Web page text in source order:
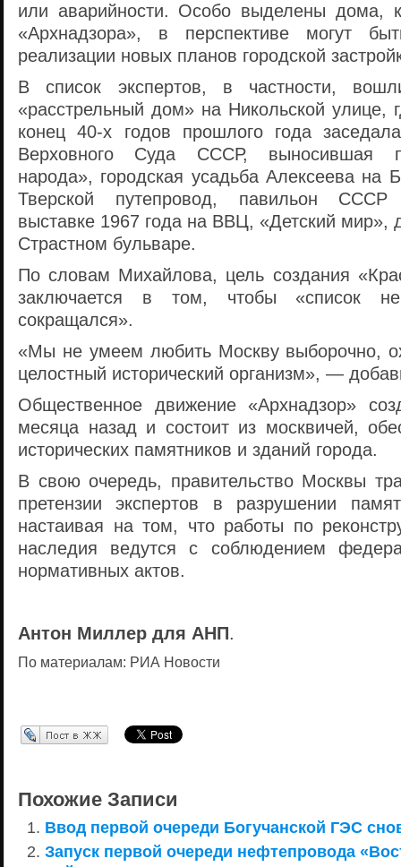
или аварийности. Особо выделены дома,
«Архнадзора», в перспективе могут
реализации новых планов городской
В список экспертов, в частности,
«расстрельный дом» на Никольской улице,
конец 40-х годов прошлого года
Верховного Суда СССР, выносившая
народа», городская усадьба Алексеева на
Тверской путепровод, павильон
выставке 1967 года на ВВЦ, «Детский
Страстном бульваре.
По словам Михайлова, цель создания
заключается в том, чтобы «список
сокращался».
«Мы не умеем любить Москву выборочно,
целостный исторический организм», —
Общественное движение «Архнадзор»
месяца назад и состоит из москвичей,
исторических памятников и зданий города.
В свою очередь, правительство Москвы
претензии экспертов в разрушении
настаивая на том, что работы по
наследия ведутся с соблюдением
нормативных актов.
Антон Миллер для АНП.
По материалам: РИА Новости
Перепост в ЖЖ
Похожие Записи
Ввод первой очереди Богучанской ГЭС
Запуск первой очереди нефтепровода